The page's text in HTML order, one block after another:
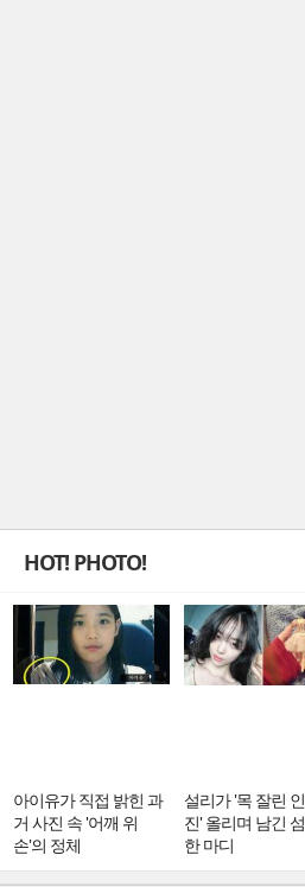
HOT! PHOTO!
아이유가 직접 밝힌 과
거 사진 속 '어깨 위
손'의 정체
설리가 '목 잘린
진' 올리며 남긴
한 마디